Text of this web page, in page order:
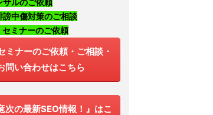
サルのご依頼
謗中傷対策のご相談
セミナーのご依頼
ミナーのご依頼・ご相談・
問い合わせはこちら
次の最新SEO情報！』はこ